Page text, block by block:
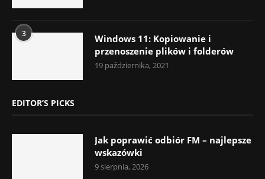
3
Windows 11: Kopiowanie i
przenoszenie plików i folderów
19 października, 2021
EDITOR’S PICKS
Jak poprawić odbiór FM – najlepsze
wskazówki
9 sierpnia, 2026